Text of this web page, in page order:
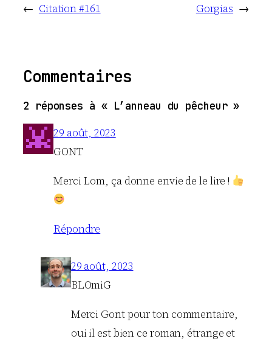
← Citation #161 Gorgias →
Commentaires
2 réponses à « L’anneau du pêcheur »
29 août, 2023
GONT
Merci Lom, ça donne envie de le lire !
Répondre
29 août, 2023
BLOmiG
Merci Gont pour ton commentaire,
oui il est bien ce roman, étrange et